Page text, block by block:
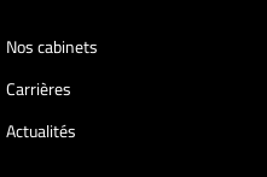
Nos cabinets
Carrières
Actualités